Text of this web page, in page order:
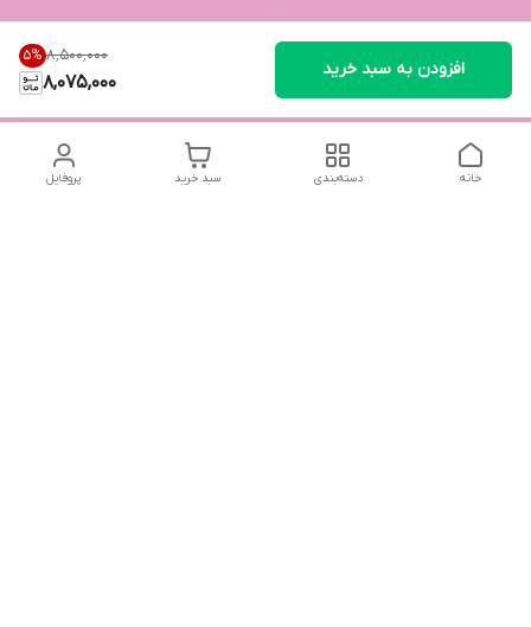
۸٬۵۰۰٬۰۰۰ 5%
8,075,000
افزودن به سبد خرید
پروفایل سبد خرید دسته‌بندی خانه